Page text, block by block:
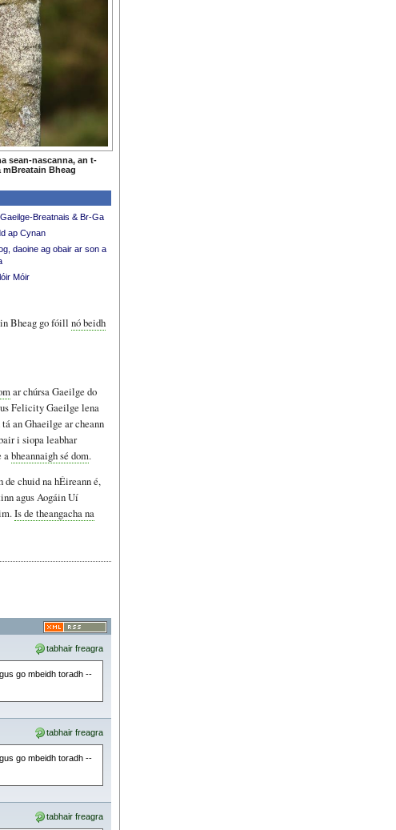
sean-nascanna, an t-
mBreatain Bheag
Breatnais & Br-Ga
ap Cynan
daoine ag obair ar son a
Móir
Bheag go fóill nó beidh
ar chúrsa Gaeilge do
Felicity Gaeilge lena
an Ghaeilge ar cheann
i siopa leabhar
a bheannaigh sé dom.
de chuid na hÉireann é,
agus Aogáin Uí
Is de theangacha na